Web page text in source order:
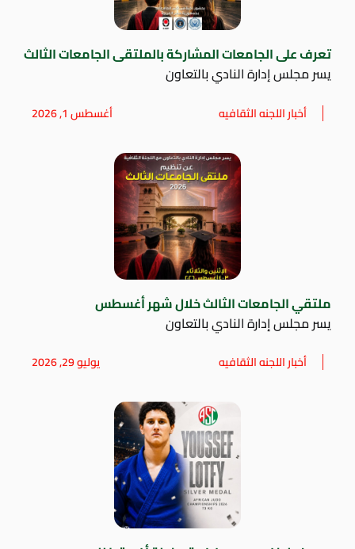
تعرف على الجامعات المشاركة بالملتقى الجامعات الثالث
يسر مجلس إدارة النادي بالتعاون
أخبار اللجنه الثقافيه أغسطس 1, 2026
ملتقي الجامعات الثالث خلال شهر أغسطس
يسر مجلس إدارة النادي بالتعاون
أخبار اللجنه الثقافيه يوليو 29, 2026